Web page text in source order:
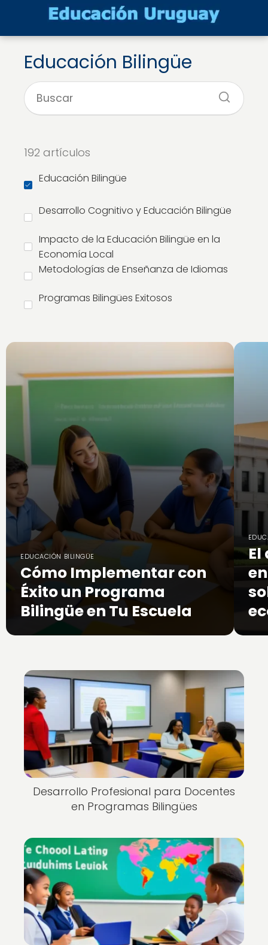
Educación Bilingüe
192 artículos
Educación Bilingüe
Desarrollo Cognitivo y Educación Bilingüe
Impacto de la Educación Bilingüe en la
Economía Local
Metodologías de Enseñanza de Idiomas
Programas Bilingües Exitosos
EDUCACIÓN BILINGÜE
Cómo Implementar con
Éxito un Programa
Bilingüe en Tu Escuela
El
Desarrollo Profesional para Docentes
en Programas Bilingües